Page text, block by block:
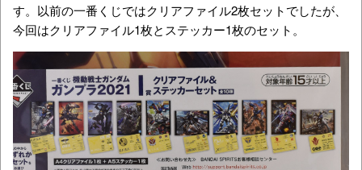
す。以前の一番くじではクリアファイル2枚セットでしたが、
今回はクリアファイル1枚とステッカー1枚のセット。